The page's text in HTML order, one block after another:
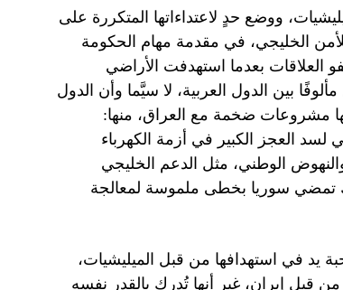
ووضع حدٍ لاعتداءاتها المتكررة على
الخليجي، في مقدمة مهام الحكومة
العلاقات بعدما استهدفت الأراضي
بين الدول العربية، لا سيَّما وأن الدول
مشروعات ضخمة مع العراق، منها:
لسد العجز الكبير في أزمة الكهرباء
والنهوض الوطني، مثل الدعم الخليجي
تمضي سوريا بخطى ملموسة لمعالجة
يد في استهدافها من قبل الميليشيات،
قبل إيران، غير أنها تُدرك بالقدر نفسه